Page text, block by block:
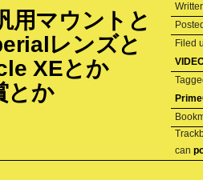
用マウントと
レンズと
XEとか
とか
Filed
can